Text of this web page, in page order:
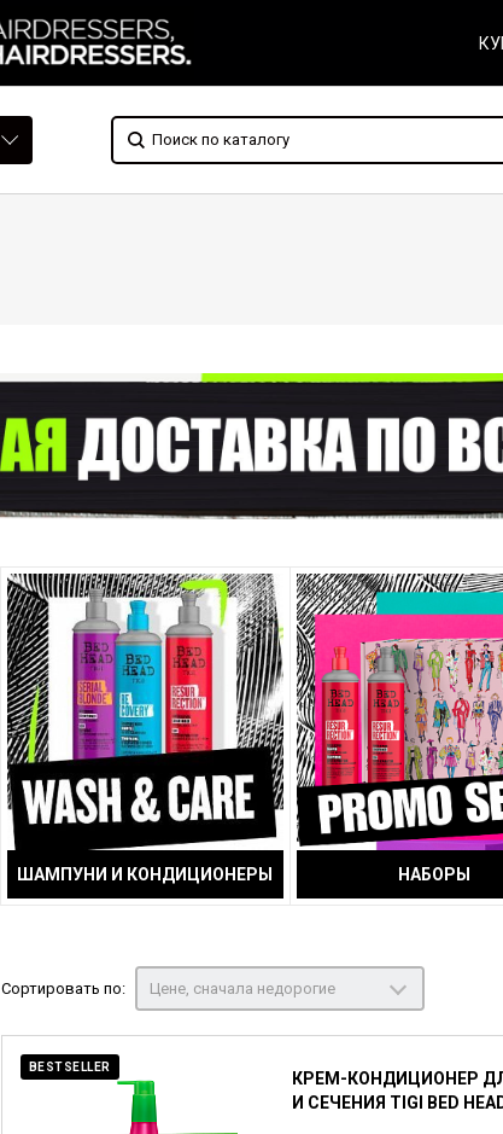
ШАМПУНИ И КОНДИЦИОНЕРЫ НАБОРЫ
Сортировать по: Цене, сначала недорогие
BESTSELLER
КРЕМ-КОНДИЦИОНЕР
И СЕЧЕНИЯ TIGI BED